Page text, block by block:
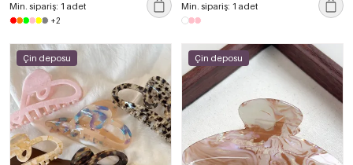
Min. sipariş: 1 adet
+2
Min. sipariş: 1 adet
Çin deposu Çin deposu